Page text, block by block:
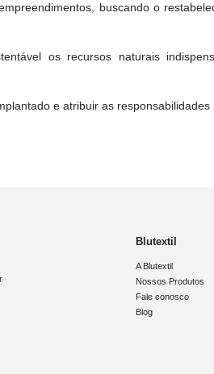
buscando o
os recursos naturais
e atribuir as
Blutextil
A Blutextil
Nossos Produtos
Fale conosco
Blog